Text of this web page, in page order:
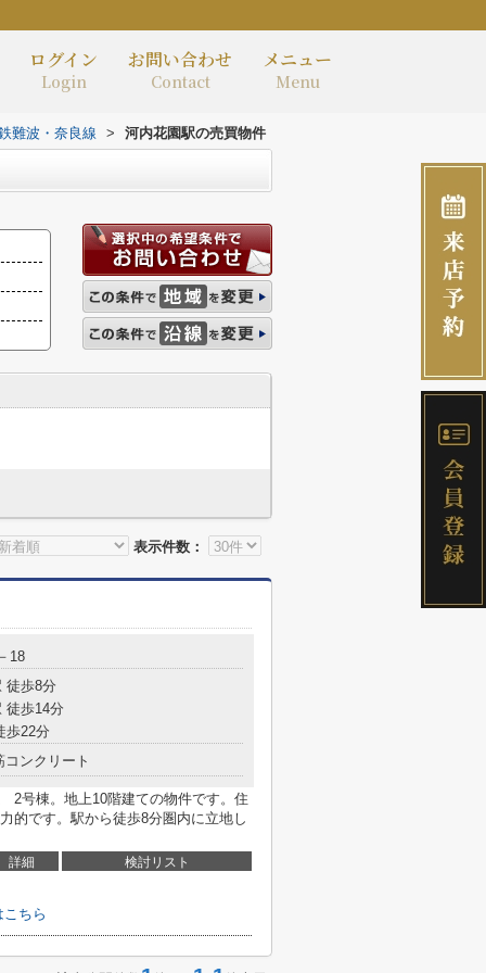
ログイン
Login
お問い合わせ
Contact
メニュー
Menu
難波・奈良線 > 河内花園駅の売買物件
表示件数：
18
徒歩8分
徒歩14分
歩22分
コンクリート
2号棟。地上10階建ての物件です。住
的です。駅から徒歩8分圏内に立地し
詳細 検討リスト
ちら